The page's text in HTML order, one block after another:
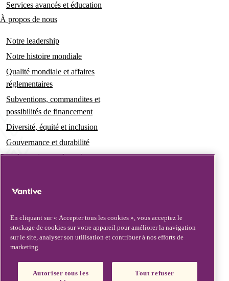
Services avancés et éducation
À propos de nous
Notre leadership
Notre histoire mondiale
Qualité mondiale et affaires
réglementaires
Subventions, commandites et
possibilités de financement
Diversité, équité et inclusion
Gouvernance et durabilité
Pour les patients et les soignants
Informations et perspectives
Contact et assistance
Nous contacter
Mises à jour de sécurité
En cliquant sur « Accepter tous les cookies », vous acceptez le
stockage de cookies sur votre appareil pour améliorer la navigation
sur le site, analyser son utilisation et contribuer à nos efforts de
marketing.
Autoriser tous les
Tout refuser